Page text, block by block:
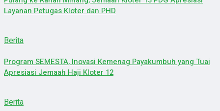
Layanan Petugas Kloter dan PHD
Berita
Program SEMESTA, Inovasi Kemenag Payakumbuh yang Tuai
Apresiasi Jemaah Haji Kloter 12
Berita